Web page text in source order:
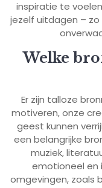
inspiratie te
jezelf uitdagen –
Welke
Er zijn talloze
motiveren, onze
geest kunnen
een belangrijke
muziek,
emotioneel en
omgevingen, zoals